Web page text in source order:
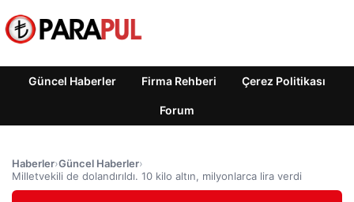
Güncel Haberler Firma Rehberi Çerez Politikası
Forum
Haberler›Güncel Haberler›
Milletvekili de dolandırıldı. 10 kilo altın, milyonlarca lira verdi